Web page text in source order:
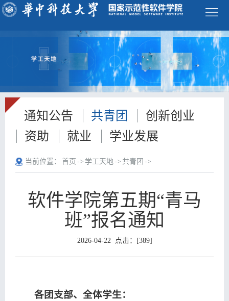
学
ENGLISH
首
通知公告 共青团
创新创业
资助
就业 学业发展
当前位置： 首页 -> 学工天地-> 共青团 ->
软件学院第五期“青马
班”报名通知
2026-04-22 点击：[389]
各团支部、全体学生：